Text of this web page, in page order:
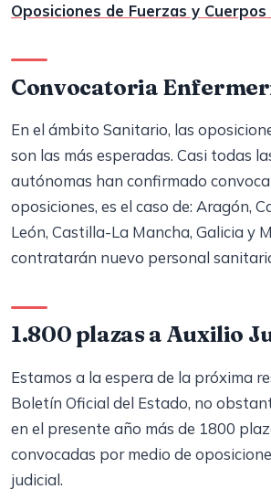
Oposiciones de Fuerzas y
Convocatoria
En el ámbito Sanitario, las
son las más esperadas. Casi todas
autónomas han confirmado
oposiciones, es el caso de: Aragón,
León, Castilla-La Mancha, Galicia y
contratarán nuevo personal
1.800 plazas a Auxilio
Estamos a la espera de la próxima
Boletín Oficial del Estado, no
en el presente año más de 1800
convocadas por medio de
judicial.